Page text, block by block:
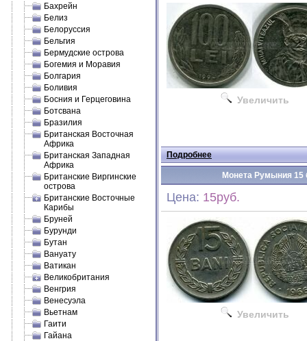
Бахрейн
Белиз
Белоруссия
Бельгия
Бермудские острова
Богемия и Моравия
Болгария
Боливия
Босния и Герцеговина
Ботсвана
Бразилия
Британская Восточная
Африка
Британская Западная
Африка
Британские Виргинские
острова
Британские Восточные
Карибы
Бруней
Бурунди
Бутан
Вануату
Ватикан
Великобритания
Венгрия
Венесуэла
Вьетнам
Гаити
Гайана
Увеличить
Подробнее
Монета Румыния 15
Цена: 15руб.
Увеличить